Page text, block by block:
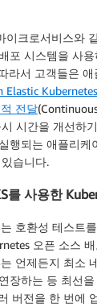
이크로서비스와
포 시스템을 사
라서 고객들은
Elastic
전달
시간을 개선하
행되는 애플리
습니다.
를 사용한
호환성 테스트
오픈 소스
언제든지 최소
장하는 등 최선
버전을 한 번에